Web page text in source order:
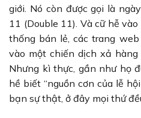
giới. Nó còn được gọi là
11 (Double 11). Và cữ hễ
thống bán lẻ, các trang
vào một chiến dịch xả
Nhưng kì thực, gần như họ
hề biết “nguồn cơn của lễ
bạn sự thật, ở đây mọi thứ